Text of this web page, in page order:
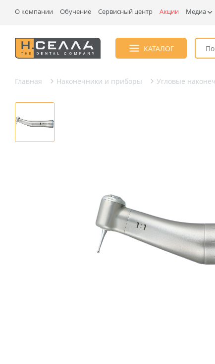
О компании Обучение Сервисный центр Акции Медиа
КАТАЛОГ
Главная Наконечники и приборы Угловые